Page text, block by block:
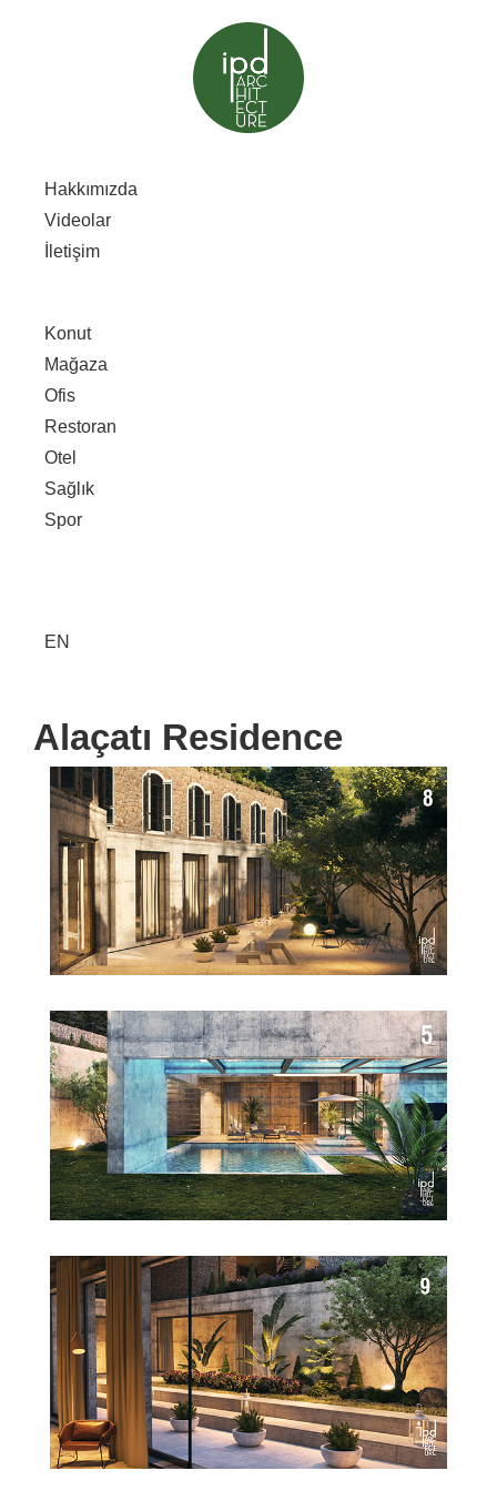
Hakkımızda
Videolar
İletişim
Konut
Mağaza
Ofis
Restoran
Otel
Sağlık
Spor
EN
Alaçatı Residence